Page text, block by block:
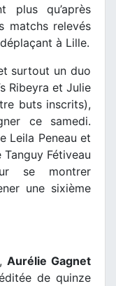
plus qu’après
matchs relevés
à Lille.
surtout un duo
Ribeyra et Julie
buts inscrits),
ce samedi.
Leila Peneau et
Tanguy Fétiveau
se montrer
une sixième
Aurélie Gagnet
de quinze